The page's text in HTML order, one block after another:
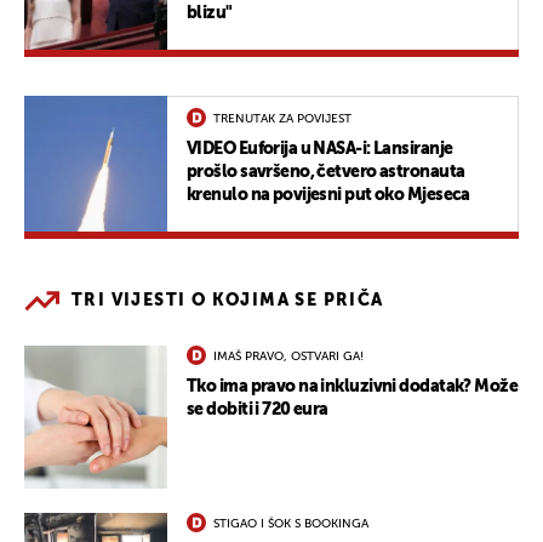
blizu"
TRENUTAK ZA POVIJEST
VIDEO Euforija u NASA-i: Lansiranje
prošlo savršeno, četvero astronauta
krenulo na povijesni put oko Mjeseca
TRI VIJESTI O KOJIMA SE PRIČA
IMAŠ PRAVO, OSTVARI GA!
Tko ima pravo na inkluzivni dodatak? Može
se dobiti i 720 eura
STIGAO I ŠOK S BOOKINGA